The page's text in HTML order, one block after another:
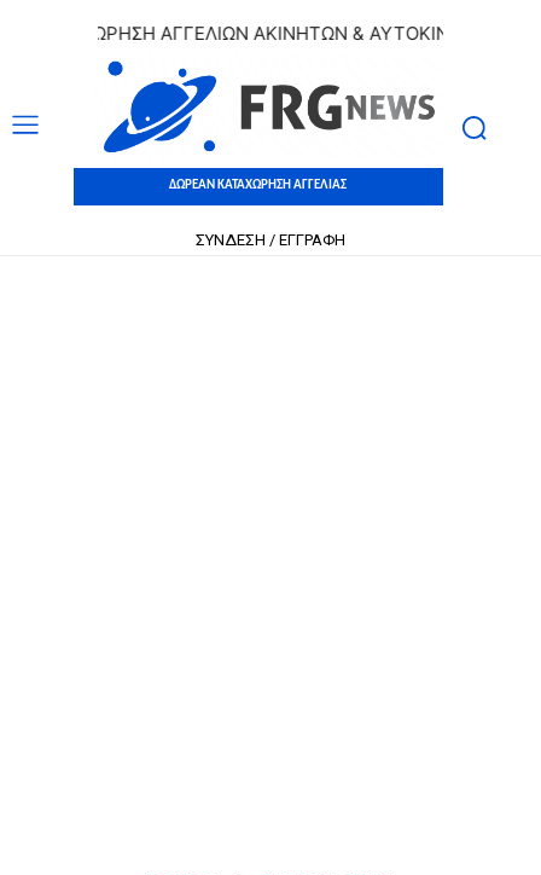
ΑΓΓΕΛΙΩΝ ΑΚΙΝΗΤΩΝ & ΑΥΤΟΚΙΝΗΤΩΝ |
ΔΩΡΕΑΝ ΚΑΤΑΧΩΡΗΣΗ ΑΓΓΕΛΙΑΣ
ΣΥΝΔΕΣΗ / ΕΓΓΡΑΦΗ